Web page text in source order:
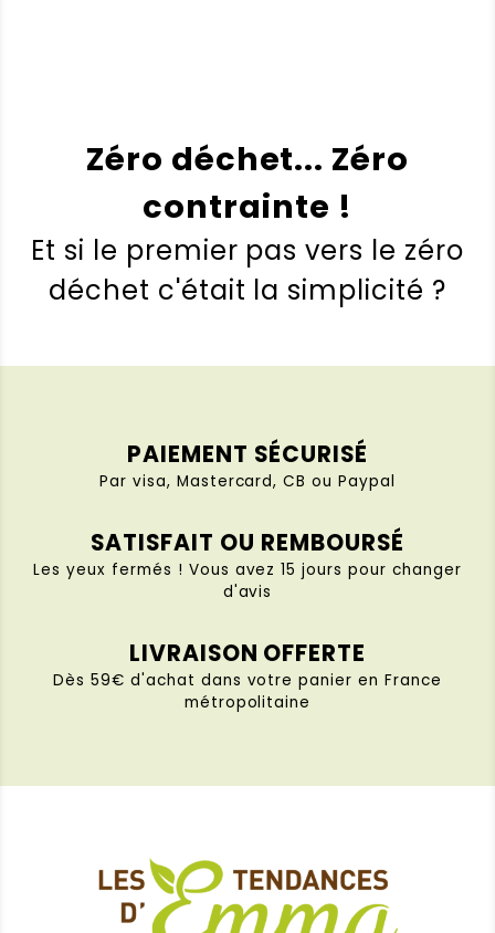
Zéro déchet... Zéro
contrainte !
Et si le premier pas vers le zéro
déchet c'était la simplicité ?
PAIEMENT SÉCURISÉ
Par visa, Mastercard, CB ou Paypal
SATISFAIT OU REMBOURSÉ
Les yeux fermés ! Vous avez 15 jours pour changer
d'avis
LIVRAISON OFFERTE
Dès 59€ d'achat dans votre panier en France
métropolitaine